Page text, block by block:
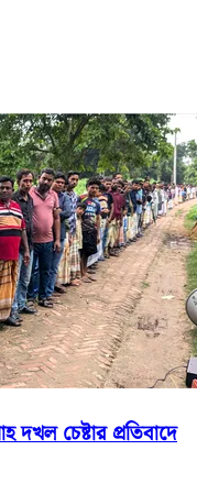
দখল চেষ্টার প্রতিবাদে